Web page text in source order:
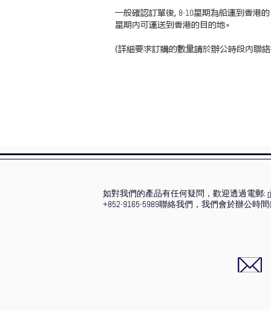
一般確認訂單後, 8-10星期為船運到香港
星期內可運送到香港的目的地∘
(詳細要求訂購的數量請於辦公時段內聯
如對我們的產品有任何疑問，歡迎透過電郵:
+852-9165-5989聯絡我們，我們會於辦公時